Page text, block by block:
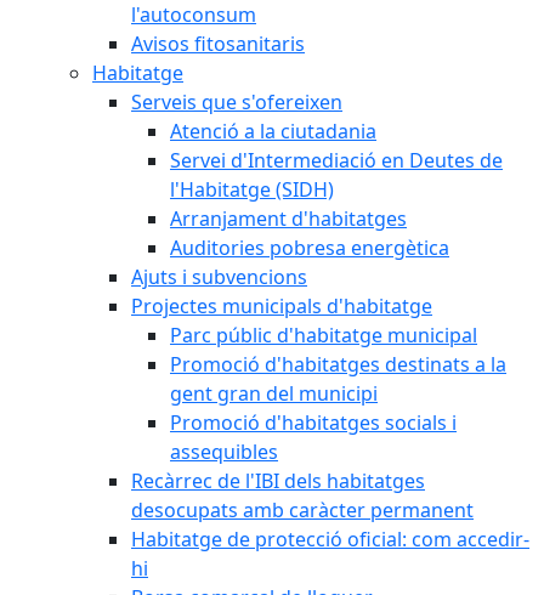
l'autoconsum
Avisos fitosanitaris
Habitatge
Serveis que s'ofereixen
Atenció a la ciutadania
Servei d'Intermediació en Deutes de
l'Habitatge (SIDH)
Arranjament d'habitatges
Auditories pobresa energètica
Ajuts i subvencions
Projectes municipals d'habitatge
Parc públic d'habitatge municipal
Promoció d'habitatges destinats a la
gent gran del municipi
Promoció d'habitatges socials i
assequibles
Recàrrec de l'IBI dels habitatges
desocupats amb caràcter permanent
Habitatge de protecció oficial: com accedir-
hi